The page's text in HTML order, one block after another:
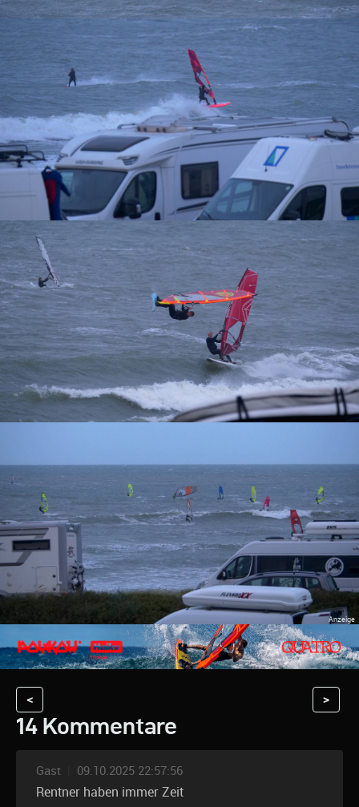
< >
14 Kommentare
Gast 09.10.2025 22:57:56
Rentner haben immer Zeit